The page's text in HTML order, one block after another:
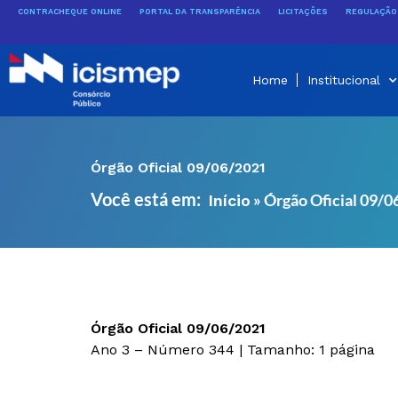
conteúdo
CONTRACHEQUE ONLINE PORTAL DA TRANSPARÊNCIA LICITAÇÕES
Home Institucional
Órgão Oficial 09/06/2021
Você está em: Início »Órgão Oficial 09/
Órgão Oficial 09/06/2021
Ano 3 – Número 344 | Tamanho: 1 página